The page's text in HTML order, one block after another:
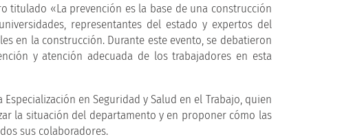
titulado «La prevención es la base de una construcción
representantes del estado y expertos del
en la construcción. Durante este evento, se debatieron
y atención adecuada de los trabajadores en esta
en Seguridad y Salud en el Trabajo, quien
la situación del departamento y en proponer cómo las
sus colaboradores.